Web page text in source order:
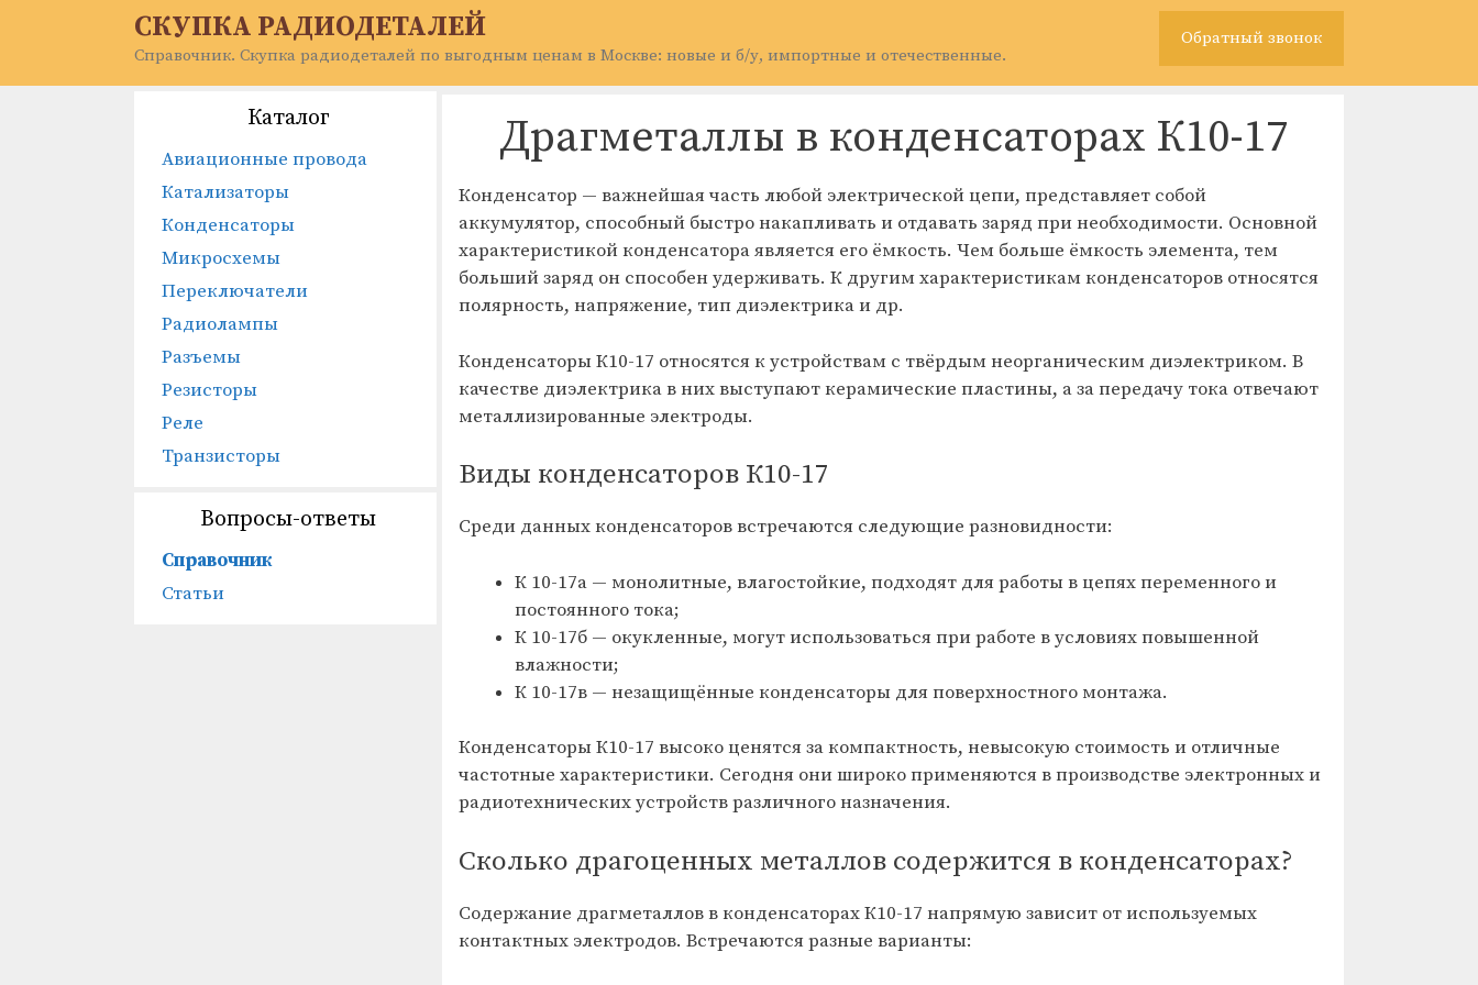
СКУПКА РАДИОДЕТАЛЕЙ
Справочник. Скупка радиодеталей по выгодным ценам в Москве: новые и б/у, импортные и отечественные.
Обратный звонок
Драгметаллы в конденсаторах К10-17
Конденсатор — важнейшая часть любой электрической цепи, представляет собой
аккумулятор, способный быстро накапливать и отдавать заряд при необходимости. Основной
характеристикой конденсатора является его ёмкость. Чем больше ёмкость элемента, тем
больший заряд он способен удерживать. К другим характеристикам конденсаторов относятся
полярность, напряжение, тип диэлектрика и др.
Конденсаторы К10-17 относятся к устройствам с твёрдым неорганическим диэлектриком. В
качестве диэлектрика в них выступают керамические пластины, а за передачу тока отвечают
металлизированные электроды.
Виды конденсаторов К10-17
Среди данных конденсаторов встречаются следующие разновидности:
К 10-17а — монолитные, влагостойкие, подходят для работы в цепях переменного и
постоянного тока;
К 10-17б — окукленные, могут использоваться при работе в условиях повышенной
влажности;
К 10-17в — незащищённые конденсаторы для поверхностного монтажа.
Конденсаторы К10-17 высоко ценятся за компактность, невысокую стоимость и отличные
частотные характеристики. Сегодня они широко применяются в производстве электронных и
радиотехнических устройств различного назначения.
Сколько драгоценных металлов содержится в конденсаторах?
Содержание драгметаллов в конденсаторах К10-17 напрямую зависит от используемых
контактных электродов. Встречаются разные варианты:
Каталог
Авиационные провода
Катализаторы
Конденсаторы
Микросхемы
Переключатели
Радиолампы
Разъемы
Резисторы
Реле
Транзисторы
Вопросы-ответы
Справочник
Статьи